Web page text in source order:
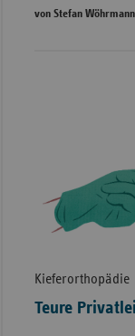
von Stefan Wöhrmann
Kieferorthopädie
Teure